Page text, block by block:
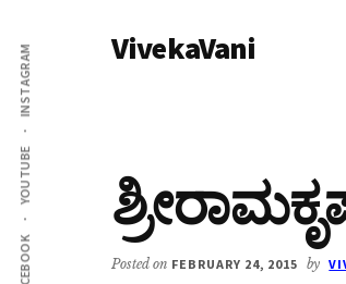
main
content
primary
sidebar
Additional
menu
FACEBOOK
YOUTUBE
INSTAGRAM VivekaVani
Posted on FEBRUARY 24, 2015 by